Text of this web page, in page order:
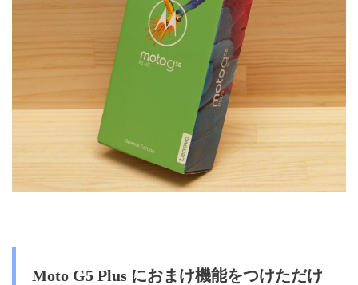
Moto G5 Plus におまけ機能をつけただけ